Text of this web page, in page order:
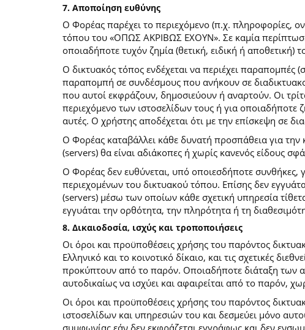
7. Αποποίηση ευθύνης
Ο Φορέας παρέχει το περιεχόμενο (π.χ. πληροφορίες,
τόπου του «ΟΠΩΣ ΑΚΡΙΒΩΣ ΕΧΟΥΝ». Σε καμία περίπτωση
οποιαδήποτε τυχόν ζημία (θετική, ειδική ή
O δικτυακός τόπος ενδέχεται να περιέχει
παραπομπή σε συνδέσμους που ανήκουν σε
που αυτοί εκφράζουν, δημοσιεύουν ή αναρτούν. Οι
περιεχόμενο των ιστοσελίδων τους ή για
αυτές. Ο χρήστης αποδέχεται ότι με την επίσκεψη σε
Ο Φορέας καταβάλλει κάθε δυνατή προσπάθεια για την
(servers) θα είναι αδιάκοπες ή χωρίς κανενός είδους
Ο Φορέας δεν ευθύνεται, υπό οποιεσδήποτε συνθήκες,
περιεχομένων του δικτυακού τόπου. Επίσης δεν
(servers) μέσω των οποίων κάθε σχετική υπηρεσία
εγγυάται την ορθότητα, την πληρότητα ή τη
8. Δικαιοδοσία, ισχύς και τροποποιήσεις
Οι όροι και προϋποθέσεις χρήσης του παρόντος
Ελληνικό και το κοινοτικό δίκαιο, και τις σχετικές
προκύπτουν από το παρόν. Οποιαδήποτε διάταξη των
αυτοδικαίως να ισχύει και αφαιρείται από το παρόν,
Οι όροι και προϋποθέσεις χρήσης του παρόντος
ιστοσελίδων και υπηρεσιών του και δεσμεύει μόνο